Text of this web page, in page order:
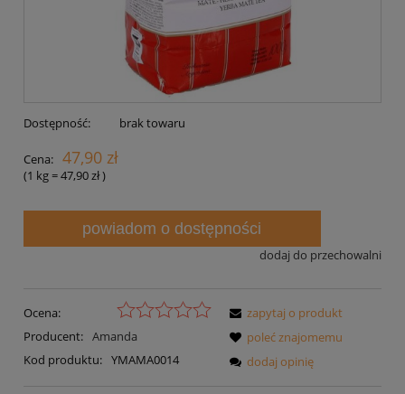
Dostępność: brak towaru
Cena: 47,90 zł
(1 kg=47,90 zł)
powiadom o dostępności
dodaj do przechowalni
Ocena:
Producent: Amanda
Kod produktu: YMAMA0014
zapytaj o produkt
poleć znajomemu
dodaj opinię